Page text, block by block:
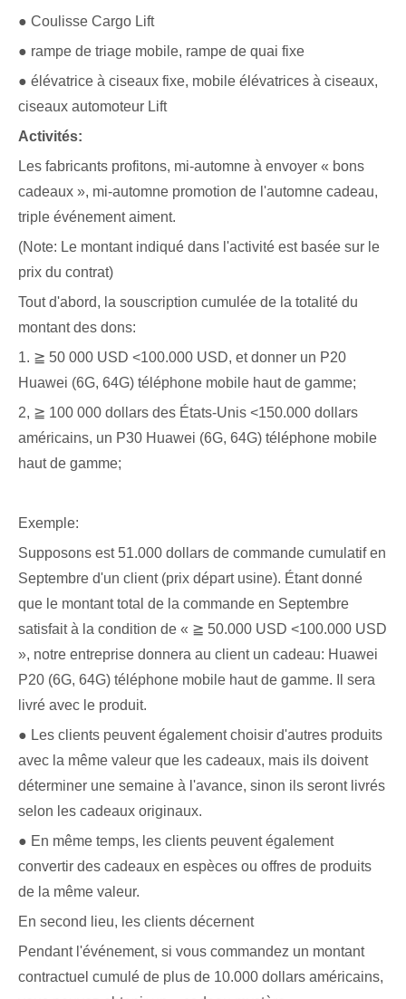
● Coulisse Cargo Lift
● rampe de triage mobile, rampe de quai fixe
● élévatrice à ciseaux fixe, mobile élévatrices à ciseaux,
ciseaux automoteur Lift
Activités:
Les fabricants profitons, mi-automne à envoyer « bons
cadeaux », mi-automne promotion de l'automne cadeau,
triple événement aiment.
(Note: Le montant indiqué dans l'activité est basée sur le
prix du contrat)
Tout d'abord, la souscription cumulée de la totalité du
montant des dons:
1. ≧ 50 000 USD <100.000 USD, et donner un P20
Huawei (6G, 64G) téléphone mobile haut de gamme;
2, ≧ 100 000 dollars des États-Unis <150.000 dollars
américains, un P30 Huawei (6G, 64G) téléphone mobile
haut de gamme;
Exemple:
Supposons est 51.000 dollars de commande cumulatif en
Septembre d'un client (prix départ usine). Étant donné
que le montant total de la commande en Septembre
satisfait à la condition de « ≧ 50.000 USD <100.000 USD
», notre entreprise donnera au client un cadeau: Huawei
P20 (6G, 64G) téléphone mobile haut de gamme. Il sera
livré avec le produit.
● Les clients peuvent également choisir d'autres produits
avec la même valeur que les cadeaux, mais ils doivent
déterminer une semaine à l'avance, sinon ils seront livrés
selon les cadeaux originaux.
● En même temps, les clients peuvent également
convertir des cadeaux en espèces ou offres de produits
de la même valeur.
En second lieu, les clients décernent
Pendant l'événement, si vous commandez un montant
contractuel cumulé de plus de 10.000 dollars américains,